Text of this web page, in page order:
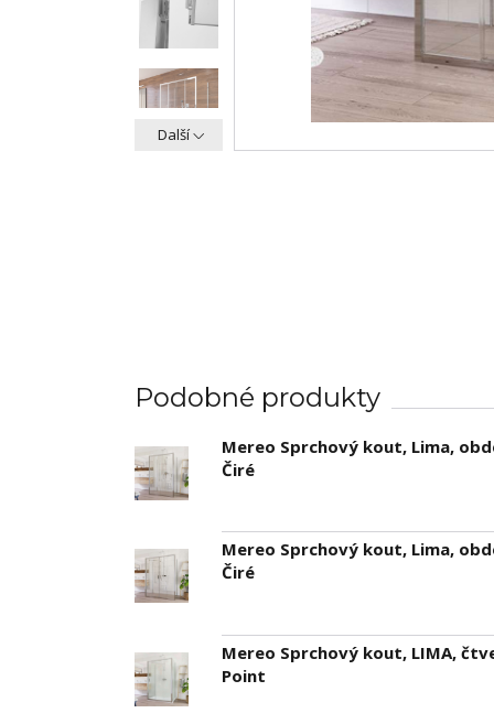
Další
Podobné produkty
Mereo Sprchový kout, Lima,
Čiré
Mereo Sprchový kout, Lima,
Čiré
Mereo Sprchový kout, LIMA,
Point